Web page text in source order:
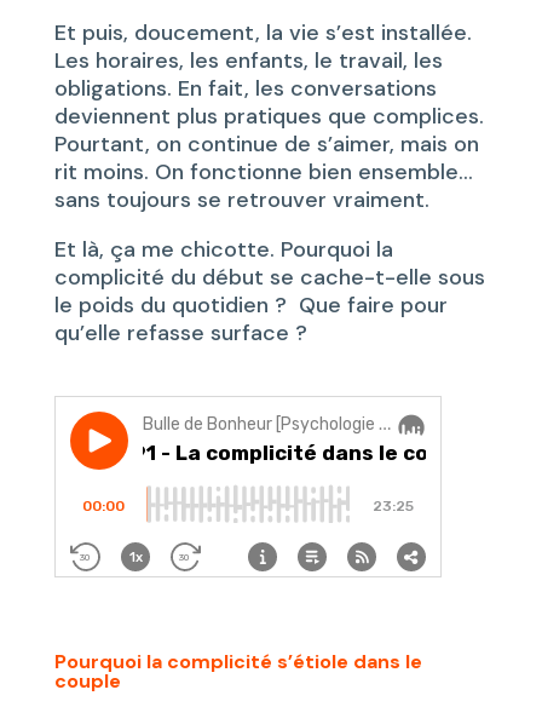
Et puis, doucement, la vie s’est installée.
Les horaires, les enfants, le travail, les
obligations. En fait, les conversations
deviennent plus pratiques que complices.
Pourtant, on continue de s’aimer, mais on
rit moins. On fonctionne bien ensemble…
sans toujours se retrouver vraiment.
Et là, ça me chicotte. Pourquoi la
complicité du début se cache-t-elle sous
le poids du quotidien ? Que faire pour
qu’elle refasse surface ?
Pourquoi la complicité s’étiole dans le
couple